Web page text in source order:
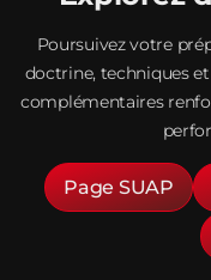
Poursuivez votre
doctrine, techniques
complémentaires
Page SUAP